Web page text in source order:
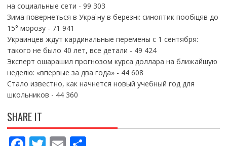
на социальные сети - 99 303
Зима повернеться в Україну в березні: синоптик пообіцяв до
15° морозу- 71 941
Украинцев ждут кардинальные перемены с 1 сентября:
такого не было 40 лет, все детали - 49 424
Эксперт ошарашил прогнозом курса доллара на ближайшую
неделю: «впервые за два года»- 44 608
Стало известно, как начнется новый учебный год для
школьников - 44 360
SHARE IT